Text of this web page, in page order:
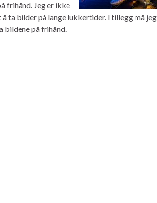
frihånd. Jeg er ikke
ta bilder på lange lukkertider. I tillegg må jeg
bildene på frihånd.